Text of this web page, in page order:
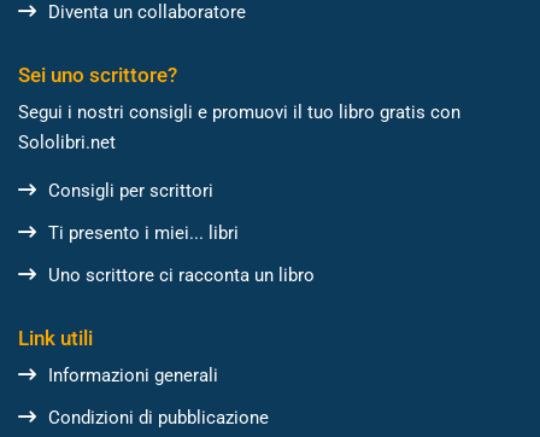
Diventa un collaboratore
Sei uno scrittore?
Segui i nostri consigli e promuovi il tuo libro gratis con
Sololibri.net
Consigli per scrittori
Ti presento i miei... libri
Uno scrittore ci racconta un libro
Link utili
Informazioni generali
Condizioni di pubblicazione